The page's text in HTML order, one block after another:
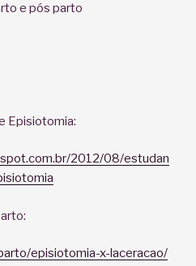
e pós parto
Episiotomia:
2012/08/estudan
episiotomia-x-laceracao/